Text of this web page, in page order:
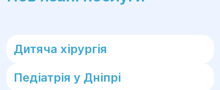
Дитяча хірургія
Педіатрія у Дніпрі